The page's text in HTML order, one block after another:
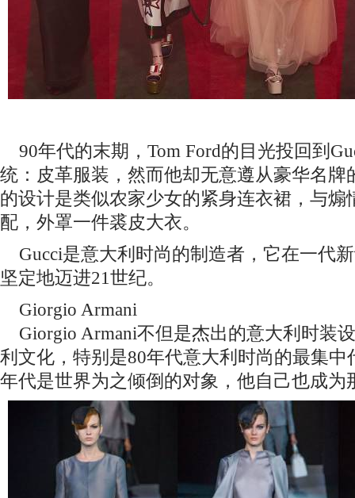
90年代的末期，Tom Ford的目光投回到
统：皮革服装，然而他却无意遵从豪华名牌
的设计是类似农家少女的紧身连衣裙，与煽
配，外罩一件裘皮大衣。
Gucci是意大利时尚的制造者，它在一代
坚定地迈进21世纪。
Giorgio Armani
Giorgio Armani不但是杰出的意大利时装
利文化，特别是80年代意大利时尚的最集中
年代是世界为之倾倒的对象，他自己也成为